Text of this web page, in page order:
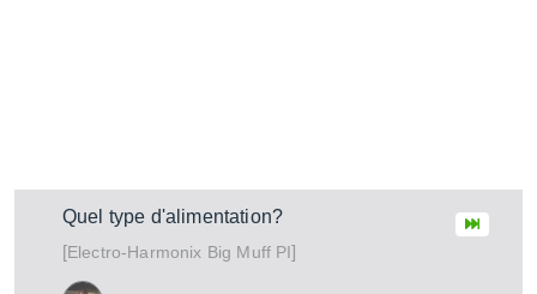
Quel type d'alimentation?
[Electro-Harmonix Big Muff PI]